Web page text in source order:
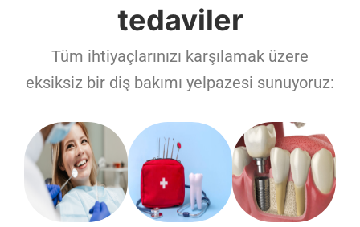
tedaviler
Tüm ihtiyaçlarınızı karşılamak üzere
eksiksiz bir diş bakımı yelpazesi sunuyoruz: